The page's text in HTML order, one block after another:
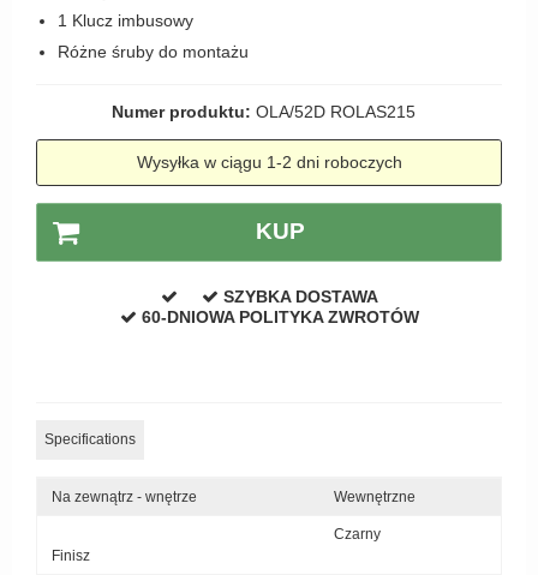
Turnstyle Designs Klamki
Østerbro - Długi szyld
Zewnętrzne klamki
1 Klucz imbusowy
Różne śruby do montażu
Numer produktu: OLA/52D ROLAS215
Wysyłka w ciągu 1-2 dni roboczych
KUP
SZYBKA DOSTAWA
60-DNIOWA POLITYKA ZWROTÓW
Specifications
Na zewnątrz - wnętrze Wewnętrzne
Finisz
Czarny